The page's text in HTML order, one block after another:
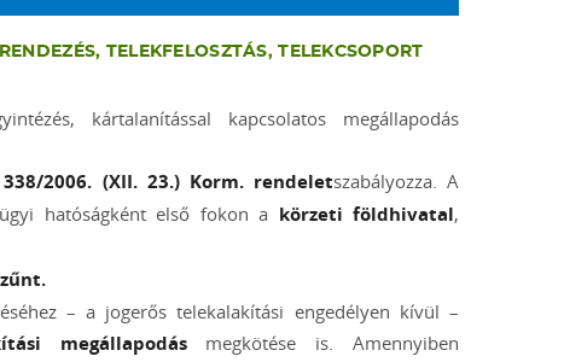
TELEKFELOSZTÁS, TELEKCSOPORT
kártalanítással kapcsolatos megállapodás
338/2006. (XII. 23.) Korm. rendeletszabályozza. A
hatóságként első fokon a körzeti földhivatal,
– a jogerős telekalakítási engedélyen kívül –
megállapodásmegkötése is. Amennyiben